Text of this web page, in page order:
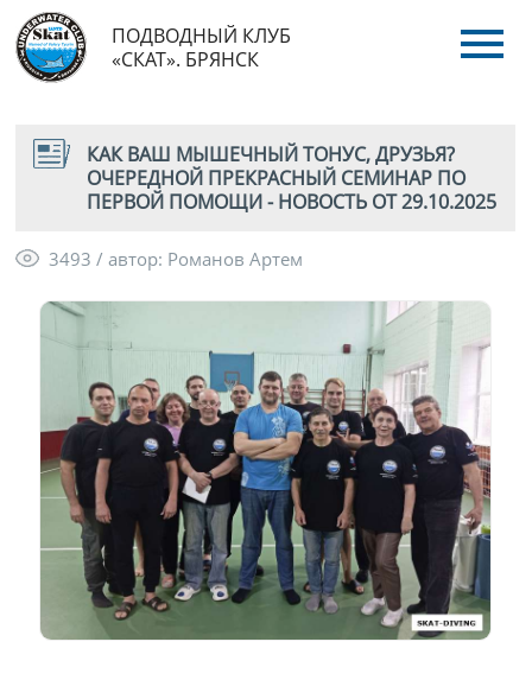
ПОДВОДНЫЙ КЛУБ
«СКАТ». БРЯНСК
КАК ВАШ МЫШЕЧНЫЙ ТОНУС, ДРУЗЬЯ?
ОЧЕРЕДНОЙ ПРЕКРАСНЫЙ СЕМИНАР ПО
ПЕРВОЙ ПОМОЩИ - НОВОСТЬ ОТ 29.10.2025
3493 / автор: Романов Артем